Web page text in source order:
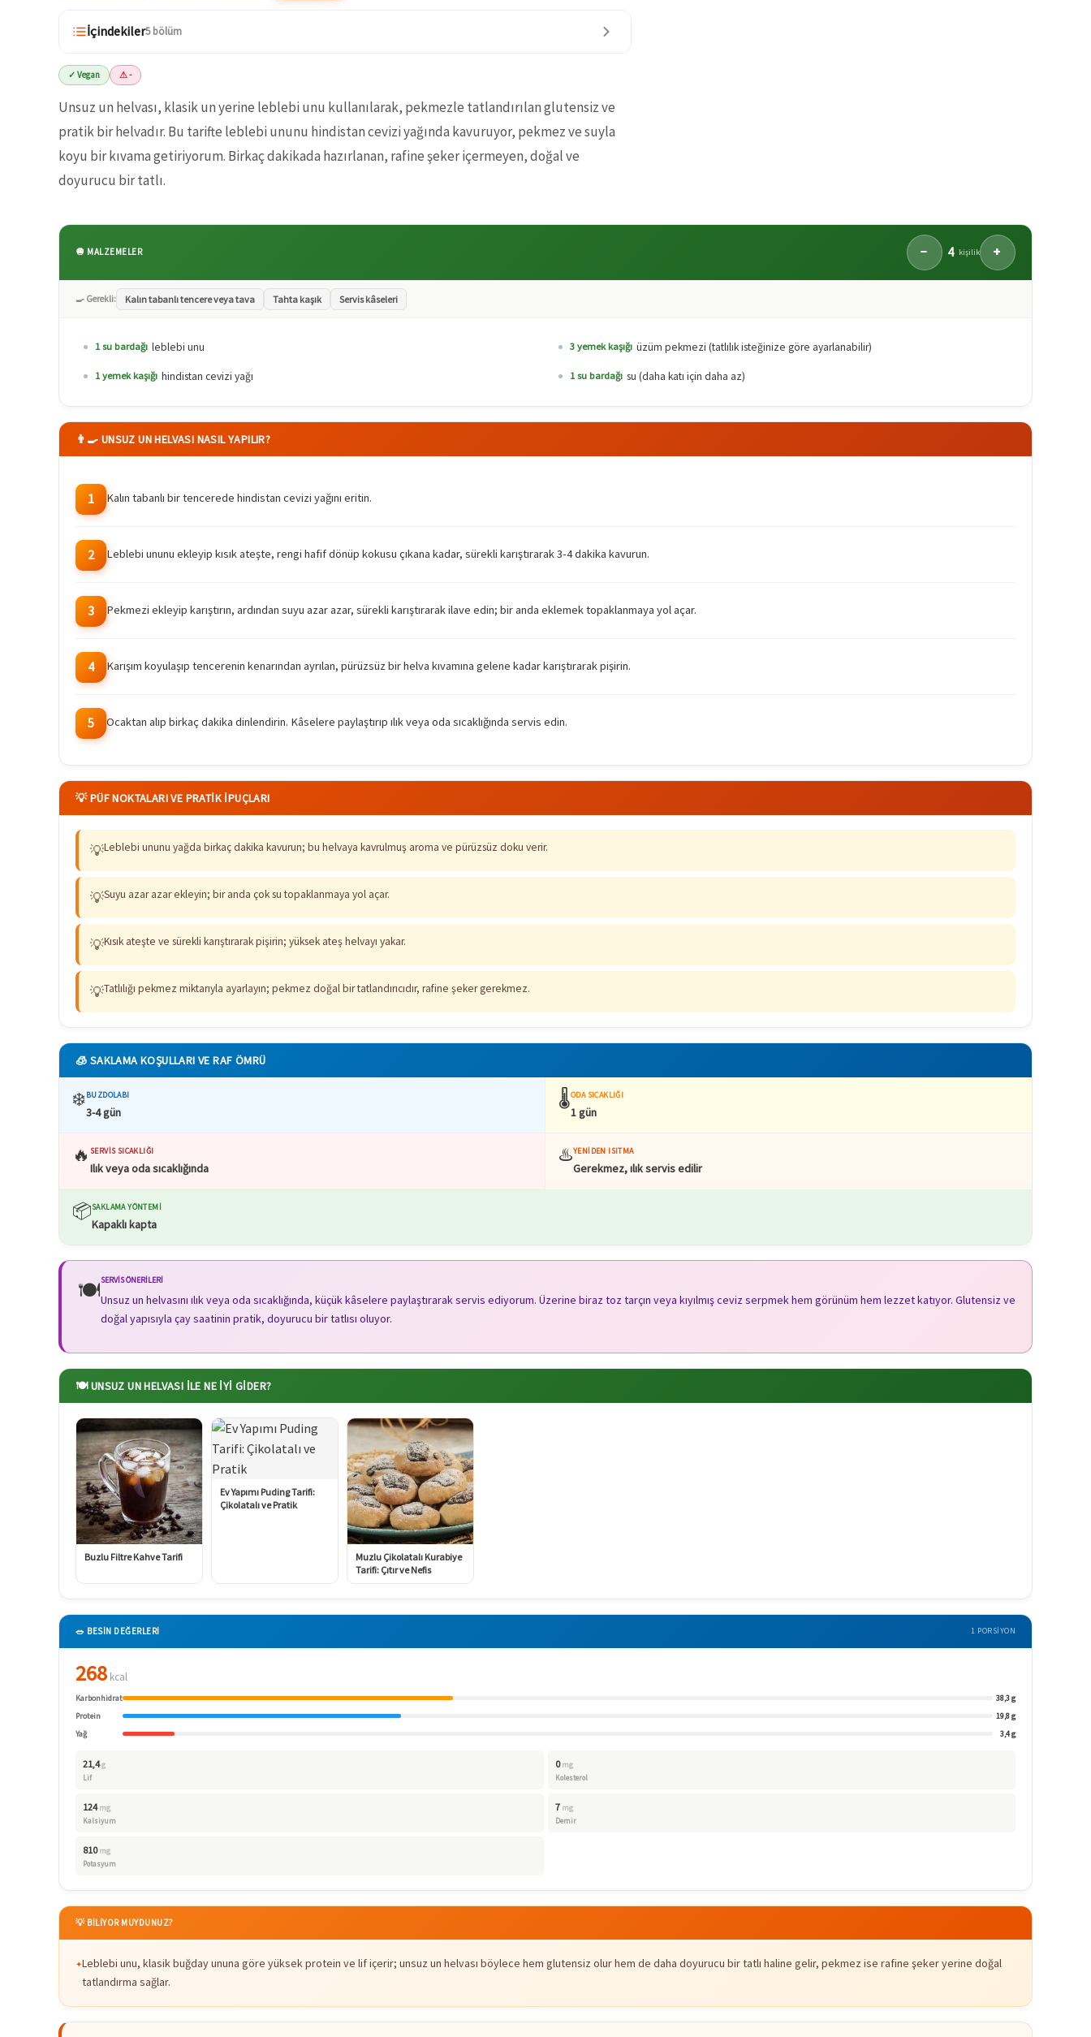
İçindekiler5 bölüm
✓ Vegan ⚠ -
Unsuz un helvası, klasik un yerine leblebi unu kullanılarak, pekmezle tatlandırılan glutensiz ve
pratik bir helvadır. Bu tarifte leblebi ununu hindistan cevizi yağında kavuruyor, pekmez ve suyla
koyu bir kıvama getiriyorum. Birkaç dakikada hazırlanan, rafine şeker içermeyen, doğal ve
doyurucu bir tatlı.
🧅 MALZEMELER − 4 kişilik +
🍳 Gerekli: Kalın tabanlı tencere veya tava Tahta kaşık Servis kâseleri
1 su bardağı leblebi unu
1 yemek kaşığı hindistan cevizi yağı
3 yemek kaşığı üzüm pekmezi (tatlılık isteğinize göre ayarlanabilir)
1 su bardağı su (daha katı için daha az)
👨‍🍳 UNSUZ UN HELVASI NASIL YAPILIR?
1 Kalın tabanlı bir tencerede hindistan cevizi yağını eritin.
2 Leblebi ununu ekleyip kısık ateşte, rengi hafif dönüp kokusu çıkana kadar, sürekli karıştırarak 3-4 dakika kavurun.
3 Pekmezi ekleyip karıştırın, ardından suyu azar azar, sürekli karıştırarak ilave edin; bir anda eklemek topaklanmaya yol açar.
4 Karışım koyulaşıp tencerenin kenarından ayrılan, pürüzsüz bir helva kıvamına gelene kadar karıştırarak pişirin.
5 Ocaktan alıp birkaç dakika dinlendirin. Kâselere paylaştırıp ılık veya oda sıcaklığında servis edin.
💡 PÜF NOKTALARI VE PRATIK İPUÇLARI
💡Leblebi ununu yağda birkaç dakika kavurun; bu helvaya kavrulmuş aroma ve pürüzsüz doku verir.
💡Suyu azar azar ekleyin; bir anda çok su topaklanmaya yol açar.
💡Kısık ateşte ve sürekli karıştırarak pişirin; yüksek ateş helvayı yakar.
💡Tatlılığı pekmez miktarıyla ayarlayın; pekmez doğal bir tatlandırıcıdır, rafine şeker gerekmez.
🧊 SAKLAMA KOŞULLARI VE RAF ÖMRÜ
❄️BUZDOLABI
3-4 gün
🌡️ODA SICAKLIĞI
1 gün
🔥 SERVIS SICAKLIĞI
Ilık veya oda sıcaklığında
♨️YENIDEN ISITMA
Gerekmez, ılık servis edilir
📦SAKLAMA YÖNTEMI
Kapaklı kapta
🍽️SERVIS ÖNERILERI
Unsuz un helvasını ılık veya oda sıcaklığında, küçük kâselere paylaştırarak servis ediyorum. Üzerine biraz toz tarçın veya kıyılmış ceviz serpmek hem görünüm hem lezzet katıyor. Glutensiz ve
doğal yapısıyla çay saatinin pratik, doyurucu bir tatlısı oluyor.
🍽️ UNSUZ UN HELVASI ILE NE İYI GIDER?
Buzlu Filtre Kahve Tarifi
Ev Yapımı Puding Tarifi:
Çikolatalı ve Pratik
Muzlu Çikolatalı Kurabiye
Tarifi: Çıtır ve Nefis
🥗 BESİN DEĞERLERİ 1 PORSIYON
268 kcal
Karbonhidrat
38,3 g
Protein
19,8 g
Yağ
3,4 g
21,4g
Lif
0 mg
Kolesterol
124 mg
Kalsiyum
7 mg
Demir
810 mg
Potasyum
💡 BİLİYOR MUYDUNUZ?
Leblebi unu, klasik buğday ununa göre yüksek protein ve lif içerir; unsuz un helvası böylece hem glutensiz olur hem de daha doyurucu bir tatlı haline gelir, pekmez ise rafine şeker yerine doğal
tatlandırma sağlar.